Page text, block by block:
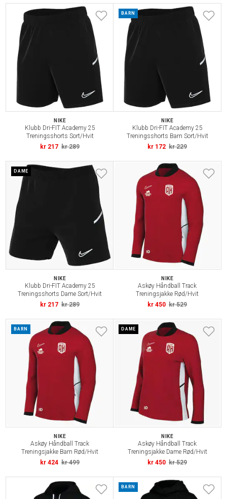
NIKE
Klubb Dri-FIT Academy 25
Treningsshorts Sort/Hvit
kr 217 kr 289
BARN
NIKE
Klubb Dri-FIT Academy 25
Treningsshorts Barn Sort/Hvit
kr 172 kr 229
DAME
NIKE
Klubb Dri-FIT Academy 25
Treningsshorts Dame Sort/Hvit
kr 217 kr 289
NIKE
Askøy Håndball Track
Treningsjakke Rød/Hvit
kr 450 kr 529
BARN
NIKE
Askøy Håndball Track
Treningsjakke Barn Rød/Hvit
kr 424 kr 499
DAME
NIKE
Askøy Håndball Track
Treningsjakke Dame Rød/Hvit
kr 450 kr 529
BARN